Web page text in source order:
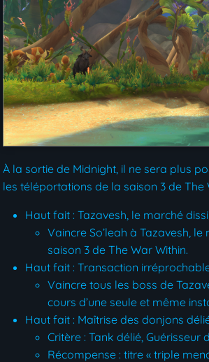
À la sortie de Midnight, il ne sera plus
les téléportations de la saison 3 de The
Haut fait : Tazavesh, le marché
Vaincre So’leah à Tazavesh,
saison 3 de The War Within.
Haut fait : Transaction
Vaincre tous les boss de
cours d’une seule et même
Haut fait : Maîtrise des donjons
Critère : Tank délié, Guérisseur
Récompense : titre « triple